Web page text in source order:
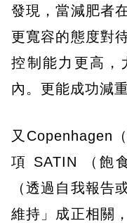
發現，當減肥者
更寬容的態度對
控制能力更高，
內。更能成功減重
又Copenhagen
項 SATIN （飽
（透過自我報告
維持」成正相關